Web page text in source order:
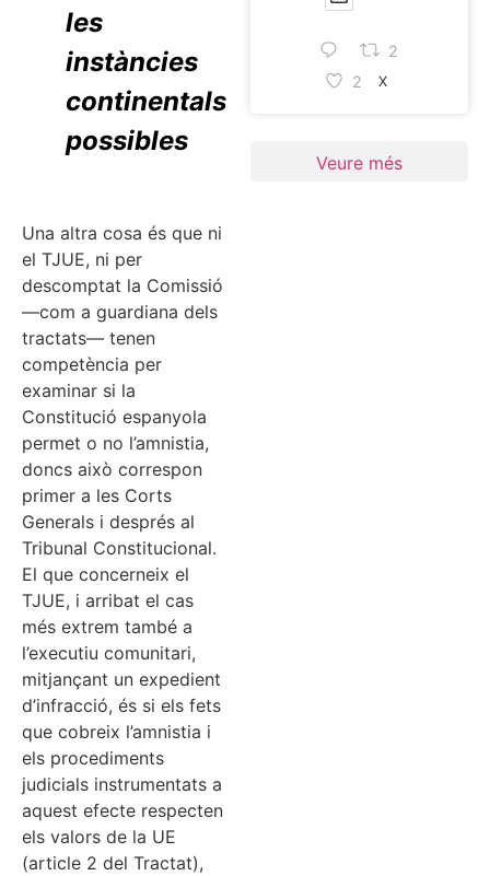
les
instàncies
continentals
possibles
Una altra cosa és que ni
el TJUE, ni per
descomptat la Comissió
—com a guardiana dels
tractats— tenen
competència per
examinar si la
Constitució espanyola
permet o no l’amnistia,
doncs això correspon
primer a les Corts
Generals i després al
Tribunal Constitucional.
El que concerneix el
TJUE, i arribat el cas
més extrem també a
l’executiu comunitari,
mitjançant un expedient
d’infracció, és si els fets
que cobreix l’amnistia i
els procediments
judicials instrumentats a
aquest efecte respecten
els valors de la UE
(article 2 del Tractat),
2
2
X
Veure més